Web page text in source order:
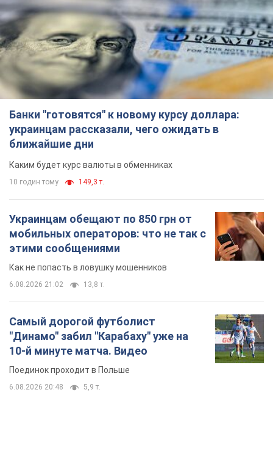
Банки "готовятся" к новому курсу доллара:
украинцам рассказали, чего ожидать в
ближайшие дни
Каким будет курс валюты в обменниках
10 годин тому 149,3 т.
Украинцам обещают по 850 грн от
мобильных операторов: что не так с
этими сообщениями
Как не попасть в ловушку мошенников
6.08.2026 21:02 13,8 т.
Самый дорогой футболист
"Динамо" забил "Карабаху" уже на
10-й минуте матча. Видео
Поединок проходит в Польше
6.08.2026 20:48 5,9 т.